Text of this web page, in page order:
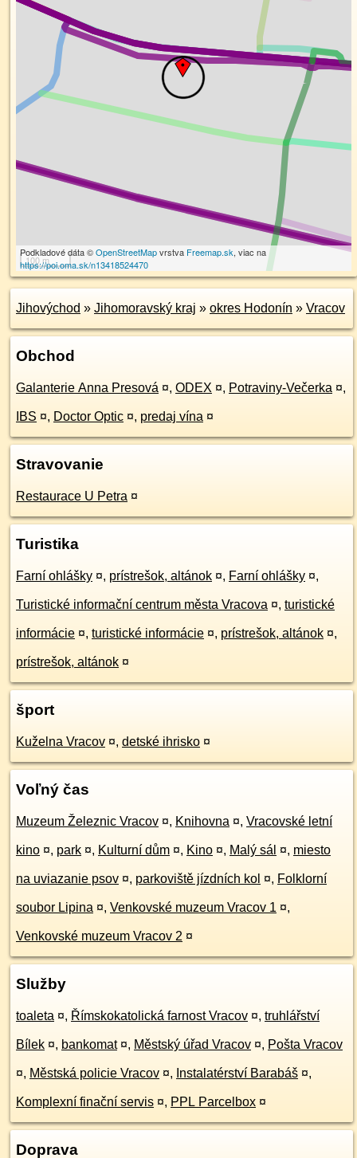
100 m
Podkladové dáta ©OpenStreetMapvrstva Freemap.sk, viac na
https://poi.oma.sk/n13418524470
Jihovýchod » Jihomoravský kraj » okres Hodonín » Vracov
Obchod
Galanterie Anna Presová ¤, ODEX ¤, Potraviny-Večerka ¤,
IBS ¤, Doctor Optic ¤, predaj vína ¤
Stravovanie
Restaurace U Petra ¤
Turistika
Farní ohlášky ¤, prístrešok, altánok ¤, Farní ohlášky ¤,
Turistické informační centrum města Vracova ¤, turistické
informácie ¤, turistické informácie ¤, prístrešok, altánok ¤,
prístrešok, altánok ¤
šport
Kuželna Vracov ¤, detské ihrisko ¤
Voľný čas
Muzeum Železnic Vracov ¤, Knihovna ¤, Vracovské letní
kino ¤, park ¤, Kulturní dům ¤, Kino ¤, Malý sál ¤, miesto
na uviazanie psov ¤, parkoviště jízdních kol ¤, Folklorní
soubor Lipina ¤, Venkovské muzeum Vracov 1 ¤,
Venkovské muzeum Vracov 2 ¤
Služby
toaleta ¤, Římskokatolická farnost Vracov ¤, truhlářství
Bílek ¤, bankomat ¤, Městský úřad Vracov ¤, Pošta Vracov
¤, Městská policie Vracov ¤, Instalatérství Barabáš ¤,
Komplexní finační servis ¤, PPL Parcelbox ¤
Doprava